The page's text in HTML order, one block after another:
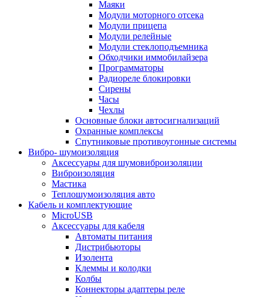
Маяки
Модули моторного отсека
Модули прицепа
Модули релейные
Модули стеклоподъемника
Обходчики иммобилайзера
Программаторы
Радиореле блокировки
Сирены
Часы
Чехлы
Основные блоки автосигнализаций
Охранные комплексы
Спутниковые противоугонные системы
Вибро- шумоизоляция
Аксессуары для шумовиброизоляции
Виброизоляция
Мастика
Теплошумоизоляция авто
Кабель и комплектующие
MicroUSB
Аксессуары для кабеля
Автоматы питания
Дистрибьюторы
Изолента
Клеммы и колодки
Колбы
Коннекторы адаптеры реле